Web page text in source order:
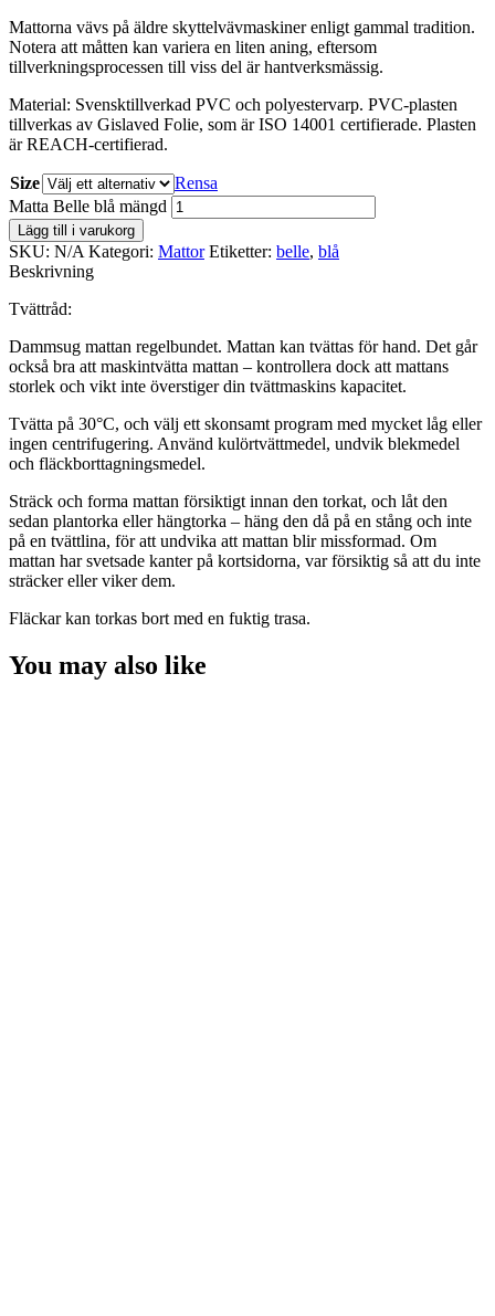
Mattorna vävs på äldre skyttelvävmaskiner enligt gammal tradition.
Notera att måtten kan variera en liten aning, eftersom
tillverkningsprocessen till viss del är hantverksmässig.
Material: Svensktillverkad PVC och polyestervarp. PVC-plasten
tillverkas av Gislaved Folie, som är ISO 14001 certifierade. Plasten
är REACH-certifierad.
Size
Rensa
Matta Belle blå mängd
Lägg till i varukorg
SKU: N/A Kategori: Mattor Etiketter: belle, blå
Beskrivning
Tvättråd:
Dammsug mattan regelbundet. Mattan kan tvättas för hand. Det går
också bra att maskintvätta mattan – kontrollera dock att mattans
storlek och vikt inte överstiger din tvättmaskins kapacitet.
Tvätta på 30°C, och välj ett skonsamt program med mycket låg eller
ingen centrifugering. Använd kulörtvättmedel, undvik blekmedel
och fläckborttagningsmedel.
Sträck och forma mattan försiktigt innan den torkat, och låt den
sedan plantorka eller hängtorka – häng den då på en stång och inte
på en tvättlina, för att undvika att mattan blir missformad. Om
mattan har svetsade kanter på kortsidorna, var försiktig så att du inte
sträcker eller viker dem.
Fläckar kan torkas bort med en fuktig trasa.
You may also like